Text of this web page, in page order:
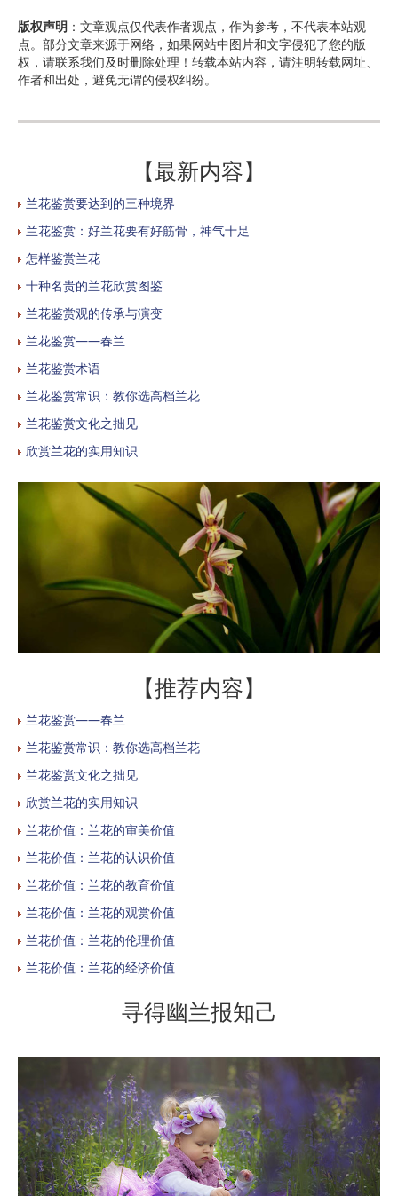
版权声明 ：文章观点仅代表作者观点，作为参考，不代表本站观
点。部分文章来源于网络，如果网站中图片和文字侵犯了您的版
权，请联系我们及时删除处理！转载本站内容，请注明转载网址、
作者和出处，避免无谓的侵权纠纷。
【最新内容】
兰花鉴赏要达到的三种境界
兰花鉴赏：好兰花要有好筋骨，神气十足
怎样鉴赏兰花
十种名贵的兰花欣赏图鉴
兰花鉴赏观的传承与演变
兰花鉴赏——春兰
兰花鉴赏术语
兰花鉴赏常识：教你选高档兰花
兰花鉴赏文化之拙见
欣赏兰花的实用知识
【推荐内容】
兰花鉴赏——春兰
兰花鉴赏常识：教你选高档兰花
兰花鉴赏文化之拙见
欣赏兰花的实用知识
兰花价值：兰花的审美价值
兰花价值：兰花的认识价值
兰花价值：兰花的教育价值
兰花价值：兰花的观赏价值
兰花价值：兰花的伦理价值
兰花价值：兰花的经济价值
寻得幽兰报知己